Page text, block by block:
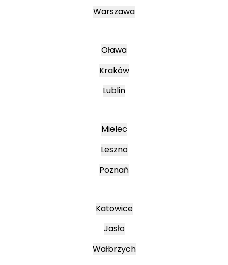
Warszawa
Oława
Kraków
Lublin
Mielec
Leszno
Poznań
Katowice
Jasło
Wałbrzych